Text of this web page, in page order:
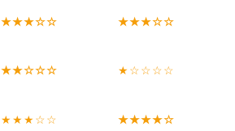
★★★☆☆ ★★★☆☆
★★☆☆☆ ★☆☆☆☆
★★★☆☆ ★★★★☆